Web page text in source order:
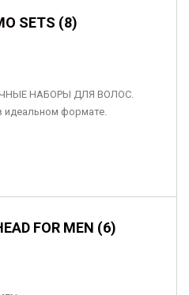
SETS (8)
НАБОРЫ ДЛЯ ВОЛОС.
формате.
FOR MEN (6)